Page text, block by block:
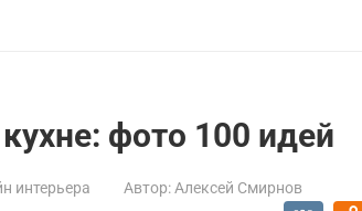
фото 100 идей
интерьера Автор: Алексей Смирнов